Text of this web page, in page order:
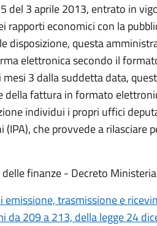
del 3 aprile 2013, entrato in
rapporti economici con la
disposizione, questa
elettronica secondo il
3 dalla suddetta data,
della fattura in formato
individui i propri uffici
che provvede a
finanze - Decreto
trasmissione e
da 209 a 213, della legge 24